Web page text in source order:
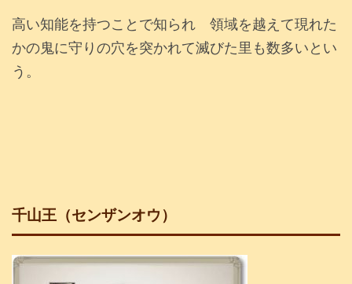
高い知能を持つことで知られ 領域を越えて現れた
かの鬼に守りの穴を突かれて滅びた里も数多いとい
う。
千山王（センザンオウ）